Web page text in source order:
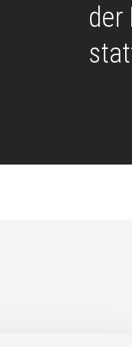
der